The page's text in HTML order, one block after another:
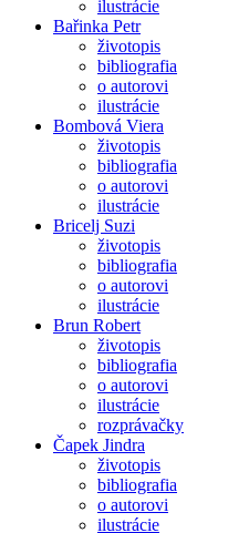
ilustrácie
Bařinka Petr
životopis
bibliografia
o autorovi
ilustrácie
Bombová Viera
životopis
bibliografia
o autorovi
ilustrácie
Bricelj Suzi
životopis
bibliografia
o autorovi
ilustrácie
Brun Robert
životopis
bibliografia
o autorovi
ilustrácie
rozprávačky
Čapek Jindra
životopis
bibliografia
o autorovi
ilustrácie